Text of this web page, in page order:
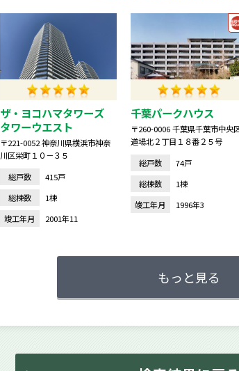
ザ・ヨコハマタワーズ
タワーウエスト
〒221-0052 神奈川県横浜市神奈
川区栄町１０－３５
総戸数
415戸
総棟数
1棟
竣工年月
2001年11
千葉パークハウス
〒260-0006 千葉県千葉市中央
道場北２丁目１８番２５号
総戸数
74戸
総棟数
1棟
竣工年月
1996年3
もっと見る